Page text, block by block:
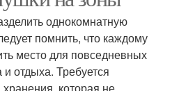
однокомнатную
помнить, что каждому
место для повседневных
отдыха. Требуется
которая не